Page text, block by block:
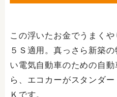
この浮いたお金でうまく
５Ｓ適用。真っさら新築
い電気自動車のための自
ら、エコカーがスタンダ
Ｋです。